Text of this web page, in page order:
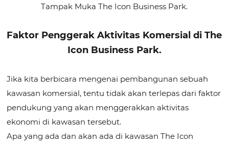
Tampak Muka The Icon Business Park.
Faktor Penggerak Aktivitas Komersial di The
Icon Business Park.
Jika kita berbicara mengenai pembangunan sebuah
kawasan komersial, tentu tidak akan terlepas dari faktor
pendukung yang akan menggerakkan aktivitas
ekonomi di kawasan tersebut.
Apa yang ada dan akan ada di kawasan The Icon